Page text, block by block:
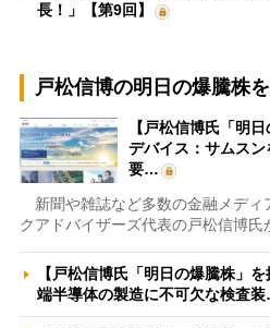
長！」【第9回】
戸松信博の明日の爆騰株を
【戸松信博氏「明
デバイス：サムス
要…
新聞や雑誌など多数の金融メディ
クアドバイザーズ代表の戸松信博
【戸松信博氏「明日の爆騰株」
端半導体の製造に不可欠な検査